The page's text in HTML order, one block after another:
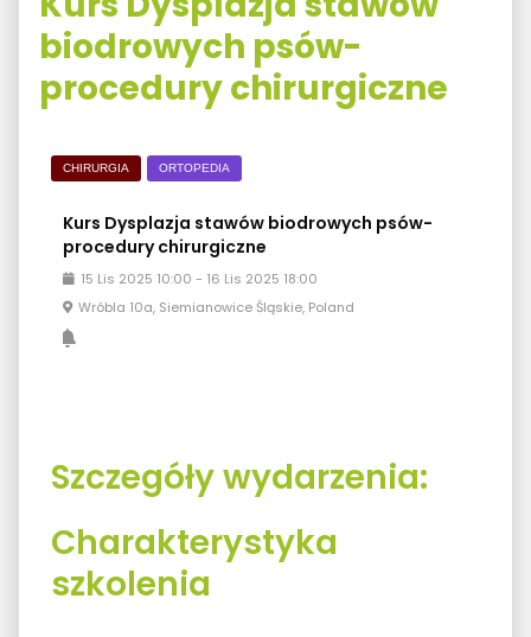
biodrowych psów-
procedury chirurgiczne
CHIRURGIA ORTOPEDIA
Kurs Dysplazja stawów biodrowych psów-
procedury chirurgiczne
15 Lis 2025 10:00 - 16 Lis 2025 18:00
Wróbla 10a, Siemianowice Śląskie, Poland
Szczegóły wydarzenia:
Charakterystyka
szkolenia